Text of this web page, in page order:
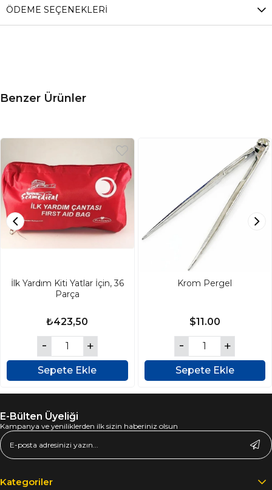
ÖDEME SEÇENEKLERI
Benzer Ürünler
İlk Yardım Kiti Yatlar İçin, 36
Parça
₺423,50
Sepete Ekle
Krom Pergel
$11.00
Sepete Ekle
E-Bülten Üyeliği
Kampanya ve yeniliklerden ilk sizin haberiniz olsun
Kategoriler